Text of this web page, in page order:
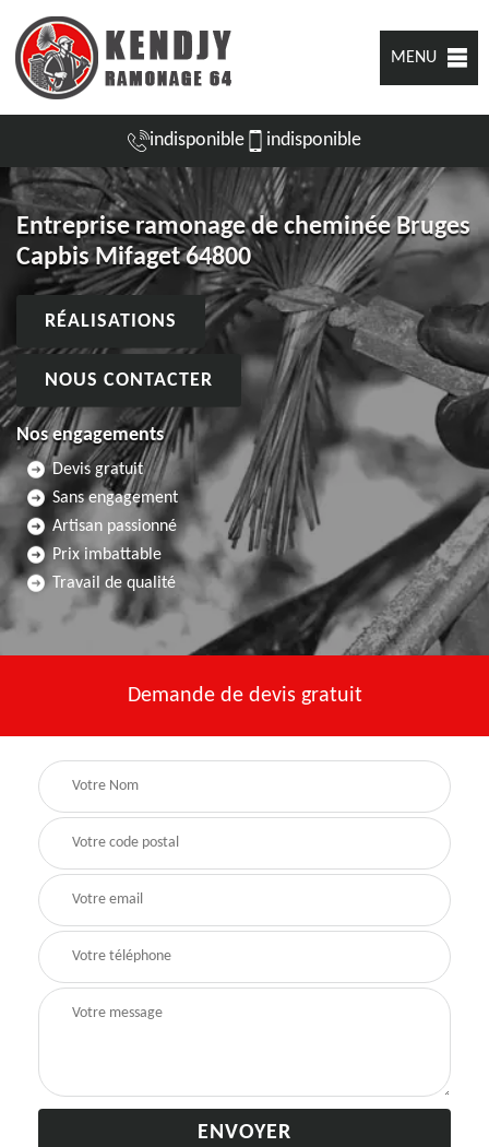
MENU
indisponible indisponible
Entreprise ramonage de cheminée Bruges
Capbis Mifaget 64800
RÉALISATIONS
NOUS CONTACTER
Nos engagements
Devis gratuit
Sans engagement
Artisan passionné
Prix imbattable
Travail de qualité
Demande de devis gratuit